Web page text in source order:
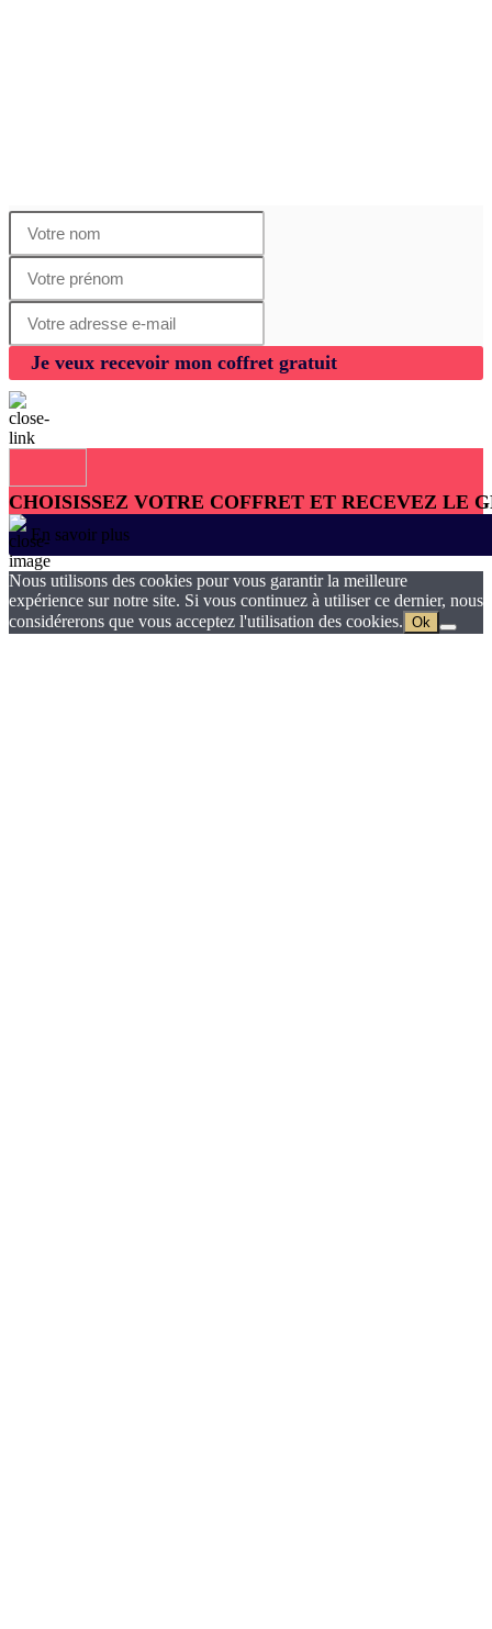
Je veux recevoir mon coffret gratuit
CHOISISSEZ VOTRE COFFRET ET RECEVEZ LE
En savoir plus
Nous utilisons des cookies pour vous garantir la meilleure
expérience sur notre site. Si vous continuez à utiliser ce dernier, nous
considérerons que vous acceptez l'utilisation des cookies. Ok